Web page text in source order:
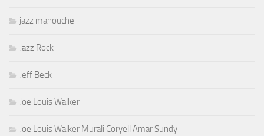
jazz manouche
Jazz Rock
Jeff Beck
Joe Louis Walker
Joe Louis Walker Murali Coryell Amar Sundy